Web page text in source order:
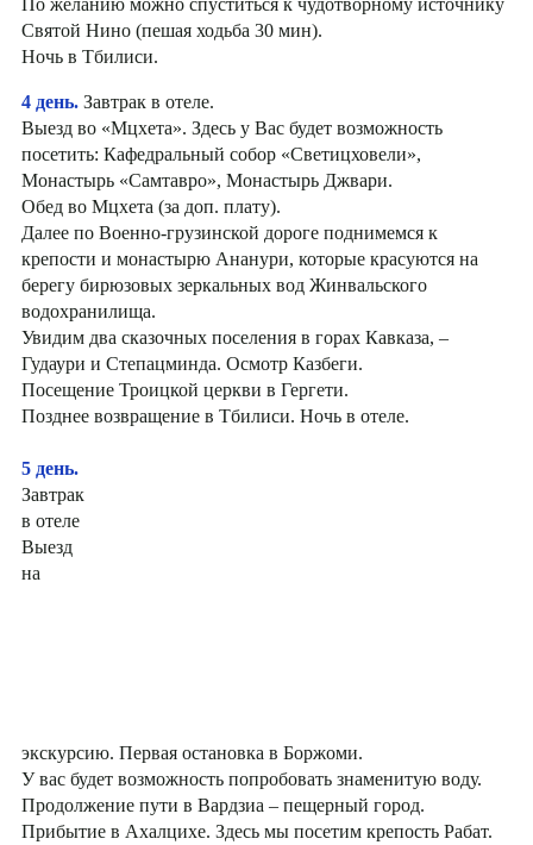
Святой Нино (пешая ходьба 30 мин).
Ночь в Тбилиси.
4 день. Завтрак в отеле.
Выезд во «Мцхета». Здесь у Вас будет возможность
посетить: Кафедральный собор «Светицховели»,
Монастырь «Самтавро», Монастырь Джвари.
Обед во Мцхета (за доп. плату).
Далее по Военно-грузинской дороге поднимемся к
крепости и монастырю Ананури, которые красуются на
берегу бирюзовых зеркальных вод Жинвальского
водохранилища.
Увидим два сказочных поселения в горах Кавказа, –
Гудаури и Степацминда. Осмотр Казбеги.
Посещение Троицкой церкви в Гергети.
Позднее возвращение в Тбилиси. Ночь в отеле.
5 день.
Завтрак
в отеле
Выезд
на
экскурсию. Первая остановка в Боржоми.
У вас будет возможность попробовать знаменитую воду.
Продолжение пути в Вардзиа – пещерный город.
Прибытие в Ахалцихе. Здесь мы посетим крепость Рабат.